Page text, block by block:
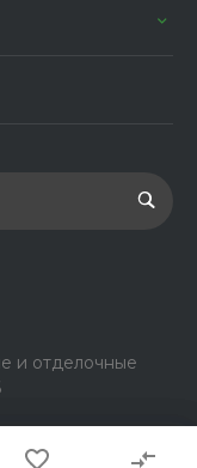
и отделочные